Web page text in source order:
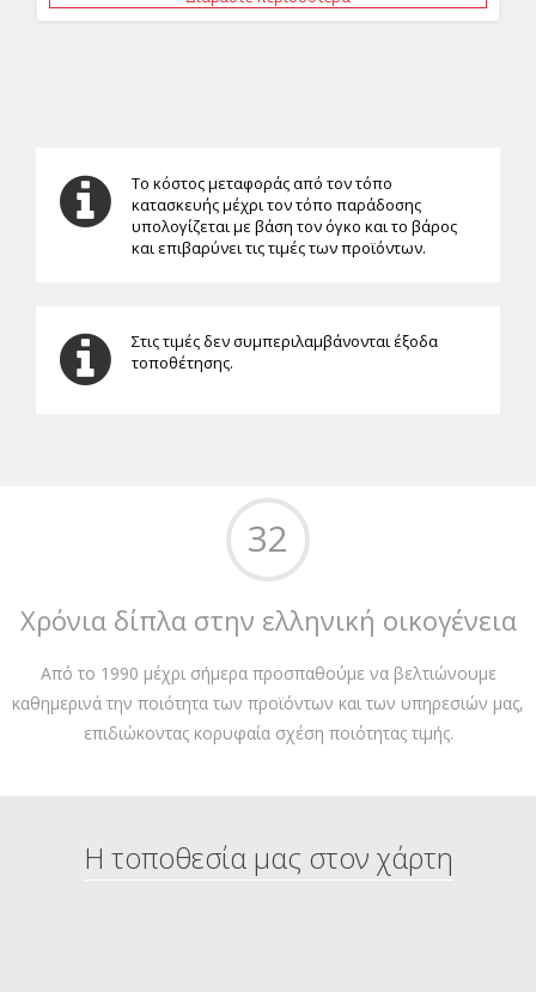
Το κόστος μεταφοράς από τον τόπο
κατασκευής μέχρι τον τόπο παράδοσης
υπολογίζεται με βάση τον όγκο και το βάρος
και επιβαρύνει τις τιμές των προϊόντων.
Στις τιμές δεν συμπεριλαμβάνονται έξοδα
τοποθέτησης.
32
Χρόνια δίπλα στην ελληνική οικογένεια
Από το 1990 μέχρι σήμερα προσπαθούμε να βελτιώνουμε
καθημερινά την ποιότητα των προϊόντων και των υπηρεσιών μας,
επιδιώκοντας κορυφαία σχέση ποιότητας τιμής.
Η τοποθεσία μας στον χάρτη